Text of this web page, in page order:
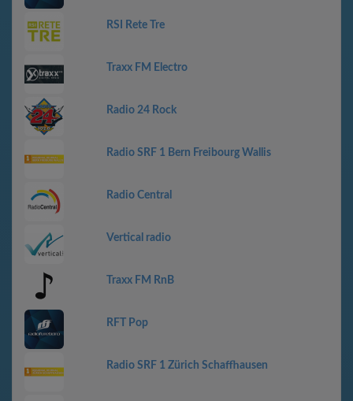
RSI Rete Tre
Traxx FM Electro
Radio 24 Rock
Radio SRF 1 Bern Freibourg Wallis
Radio Central
Vertical radio
Traxx FM RnB
RFT Pop
Radio SRF 1 Zürich Schaffhausen